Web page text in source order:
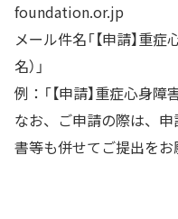
foundation.or.jp
メール件名「【申請】重
名）」
例：「【申請】重症心身障
なお、ご申請の際は、
書等も併せてご提出をお